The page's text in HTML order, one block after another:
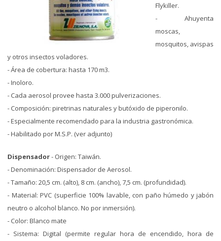
Flykiller.
- Ahuyenta
moscas,
mosquitos, avispas
y otros insectos voladores.
- Área de cobertura: hasta 170 m3.
- Inoloro.
- Cada aerosol provee hasta 3.000 pulverizaciones.
- Composición: piretrinas naturales y butóxido de piperonilo.
- Especialmente recomendado para la industria gastronómica.
- Habilitado por M.S.P. (ver adjunto)
Dispensador- Origen: Taiwán.
- Denominación: Dispensador de Aerosol.
- Tamaño: 20,5 cm. (alto), 8 cm. (ancho), 7,5 cm. (profundidad).
- Material: PVC (superficie 100% lavable, con paño húmedo y jabón
neutro o alcohol blanco. No por inmersión).
- Color: Blanco mate
- Sistema: Digital (permite regular hora de encendido, hora de